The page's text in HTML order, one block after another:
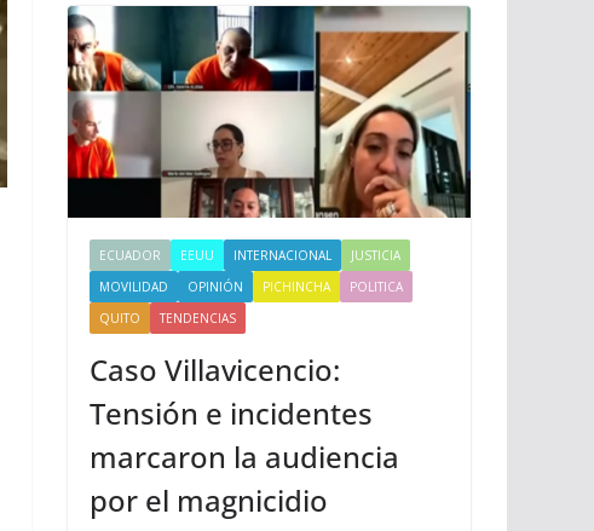
ECUADOR EEUU INTERNACIONAL
JUSTICIA
MOVILIDAD
OPINIÓN PICHINCHA
POLITICA
QUITO
TENDENCIAS
Caso Villavicencio:
Tensión e incidentes
marcaron la audiencia
por el magnicidio